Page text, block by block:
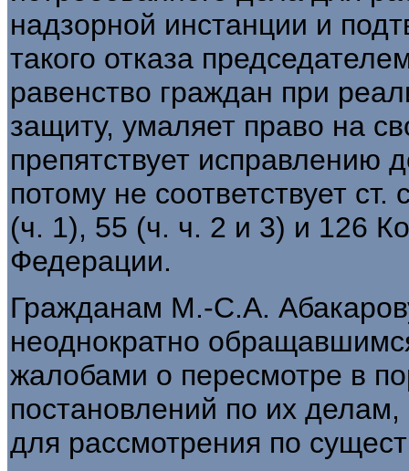
надзорной инстанции и
такого отказа
равенство граждан при
защиту, умаляет право на
препятствует
потому не соответствует
(ч. 1), 55 (ч. ч. 2 и 3) и 126
Федерации.
Гражданам М.-С.А.
неоднократно
жалобами о пересмотре в
постановлений по их
для рассмотрения по